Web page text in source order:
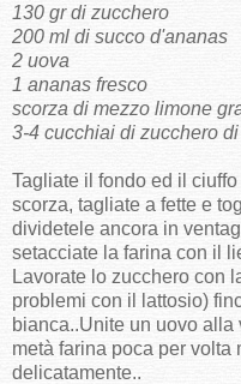
130 gr di zucchero
200 ml di succo d'ananas
2 uova
1 ananas fresco
scorza di mezzo limone
3-4 cucchiai di zucchero
Tagliate il fondo ed il
scorza, tagliate a fette e
dividetele ancora in
setacciate la farina con il
Lavorate lo zucchero con
problemi con il lattosio)
bianca..Unite un uovo
metà farina poca per volta
delicatamente..